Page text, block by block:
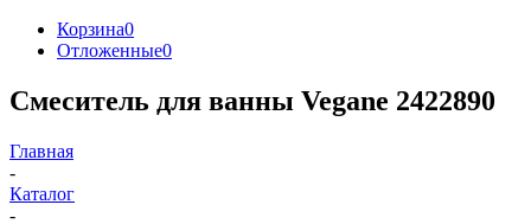
Корзина0
Отложенные0
Смеситель для ванны Vegane 2422890
Главная
-
Каталог
-